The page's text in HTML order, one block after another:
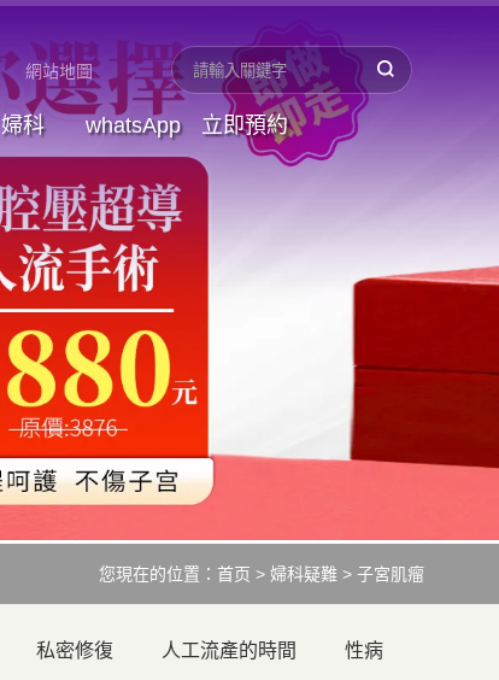
網站地圖
婦科 whatsApp 立即預約
您現在的位置： 首页 > 婦科疑難 > 子宮肌瘤
私密修復 人工流產的時間 性病